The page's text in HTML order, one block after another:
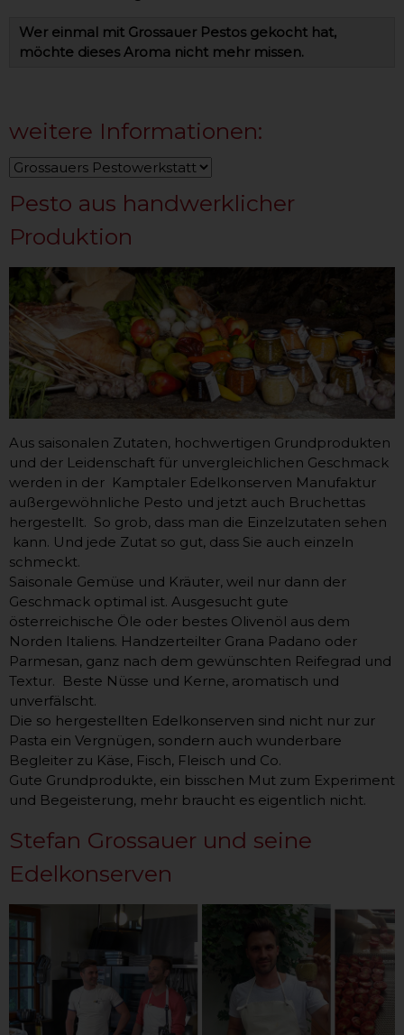
Wer einmal mit Grossauer Pestos gekocht hat,
möchte dieses Aroma nicht mehr missen.
weitere Informationen:
Pesto aus handwerklicher
Produktion
Aus saisonalen Zutaten, hochwertigen Grundprodukten
und der Leidenschaft für unvergleichlichen Geschmack
werden in der Kamptaler Edelkonserven Manufaktur
außergewöhnliche Pesto und jetzt auch Bruchettas
hergestellt. So grob, dass man die Einzelzutaten sehen
kann. Und jede Zutat so gut, dass Sie auch einzeln
schmeckt.
Saisonale Gemüse und Kräuter, weil nur dann der
Geschmack optimal ist. Ausgesucht gute
österreichische Öle oder bestes Olivenöl aus dem
Norden Italiens. Handzerteilter Grana Padano oder
Parmesan, ganz nach dem gewünschten Reifegrad und
Textur. Beste Nüsse und Kerne, aromatisch und
unverfälscht.
Die so hergestellten Edelkonserven sind nicht nur zur
Pasta ein Vergnügen, sondern auch wunderbare
Begleiter zu Käse, Fisch, Fleisch und Co.
Gute Grundprodukte, ein bisschen Mut zum Experiment
und Begeisterung, mehr braucht es eigentlich nicht.
Stefan Grossauer und seine
Edelkonserven